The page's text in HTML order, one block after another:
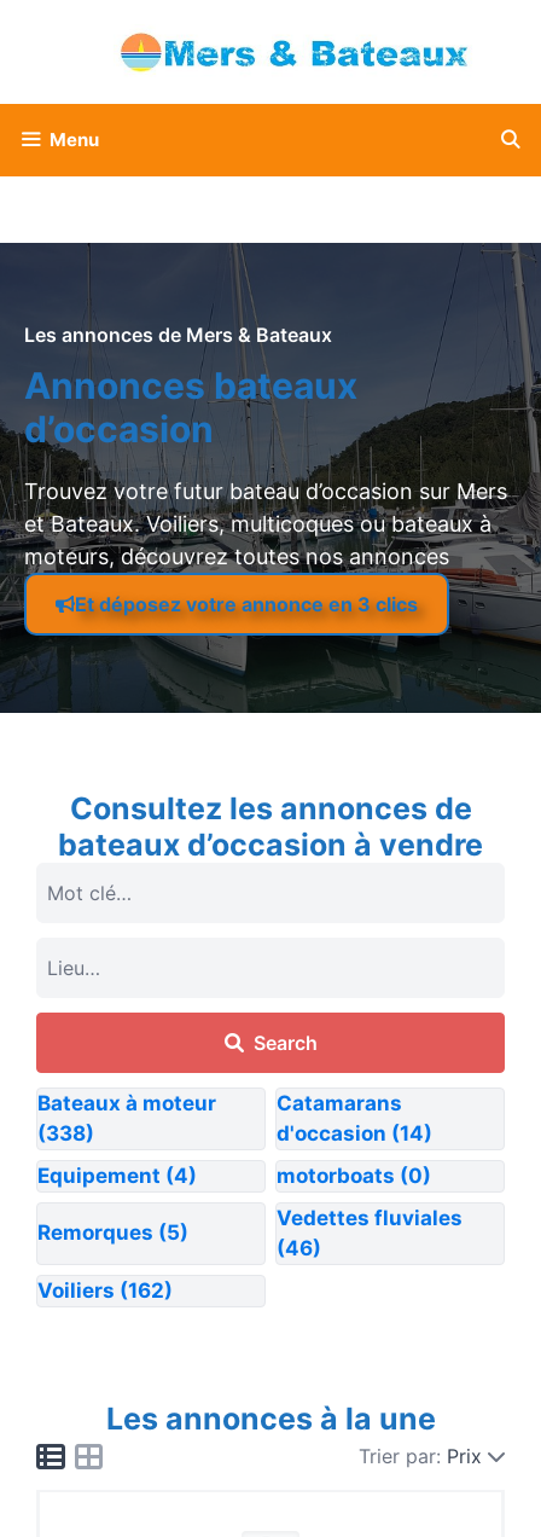
Menu
Les annonces de Mers & Bateaux
Annonces bateaux
d’occasion
Trouvez votre futur bateau d’occasion sur Mers
et Bateaux. Voiliers, multicoques ou bateaux à
moteurs, découvrez toutes nos annonces
Et déposez votre annonce en 3 clics
Consultez les annonces de
bateaux d’occasion à vendre
Search
Bateaux à moteur
(338)
Catamarans
d'occasion (14)
Equipement (4) motorboats (0)
Remorques (5)
Vedettes fluviales
(46)
Voiliers (162)
Les annonces à la une
Trier par: Prix